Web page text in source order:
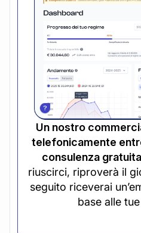
Un nostro
telefonicamente
consulenza
riuscirci, riproverà il
seguito riceverai
base alle